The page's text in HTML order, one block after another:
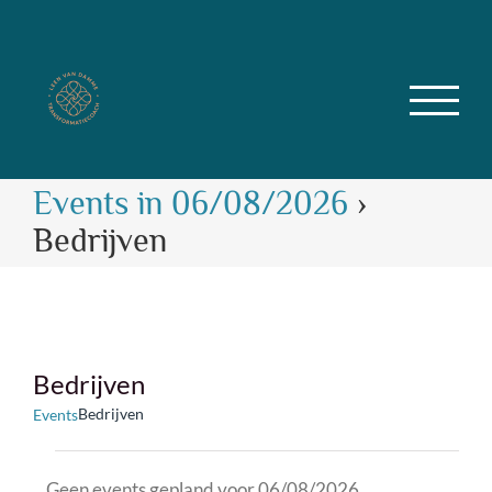
Events in 06/08/2026 ›
Bedrijven
Bedrijven
EventsBedrijven
Events